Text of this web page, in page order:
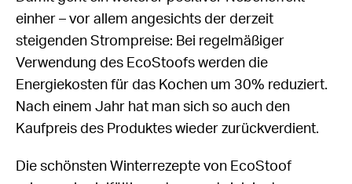
einher – vor allem angesichts der derzeit
steigenden Strompreise: Bei regelmäßiger
Verwendung des EcoStoofs werden die
Energiekosten für das Kochen um 30% reduziert.
Nach einem Jahr hat man sich so auch den
Kaufpreis des Produktes wieder zurückverdient.
Die schönsten Winterrezepte von EcoStoof